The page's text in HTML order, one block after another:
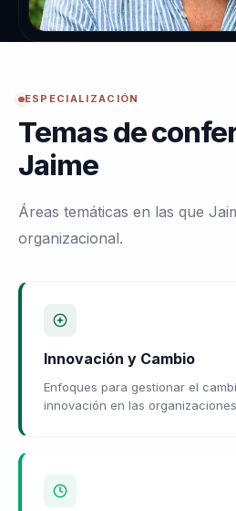
ESPECIALIZACIÓN
Temas de
Jaime
Áreas temáticas en las que
organizacional.
Innovación y Cambio
Enfoques para gestionar el
innovación en las